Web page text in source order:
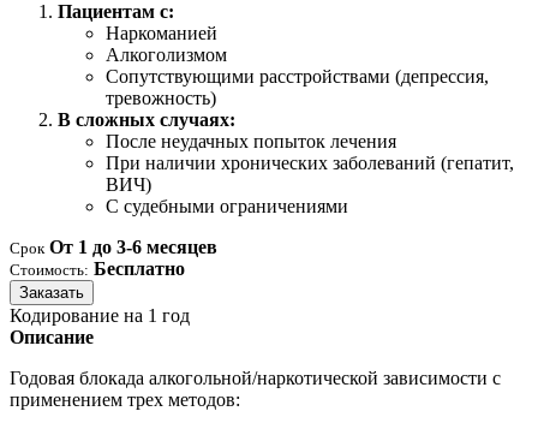
Пациентам с:
Наркоманией
Алкоголизмом
Сопутствующими расстройствами (депрессия,
тревожность)
В сложных случаях:
После неудачных попыток лечения
При наличии хронических заболеваний (гепатит,
ВИЧ)
С судебными ограничениями
Срок От 1 до 3-6 месяцев
Стоимость: Бесплатно
Заказать
Кодирование на 1 год
Описание
Годовая блокада алкогольной/наркотической зависимости с
применением трех методов: